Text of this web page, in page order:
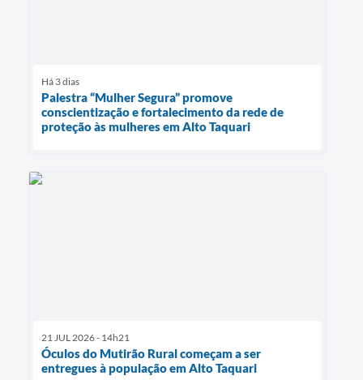
Há 3 dias
Palestra “Mulher Segura” promove
conscientização e fortalecimento da rede de
proteção às mulheres em Alto Taquari
21 JUL 2026 - 14h21
Óculos do Mutirão Rural começam a ser
entregues à população em Alto Taquari